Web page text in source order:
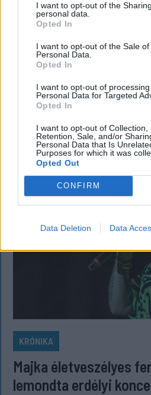
I want to opt-out of the
personal data.
Opted In
I want to opt-out of the Sale of
Personal Data.
Opted In
I want to opt-out of
Personal Data for Targeted
Opted In
I want to opt-out of Collection,
Retention, Sale, and/or
Personal Data that Is
Purposes for which it was
Opted Out
CONFIRM
Data Deletion Data
Büntetőfeljelentést
fenyegetés miatt
romániai jogi képviselője a
Feszt fesztiválra tervezett
KRÓNIKA
Majka életveszélyes
lemondta erdélyi